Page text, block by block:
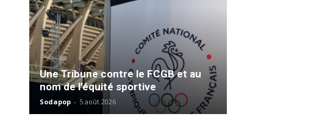
Une Tribune contre le FCGB et au
nom de l’équité sportive
Sodapop - 5 août 2026